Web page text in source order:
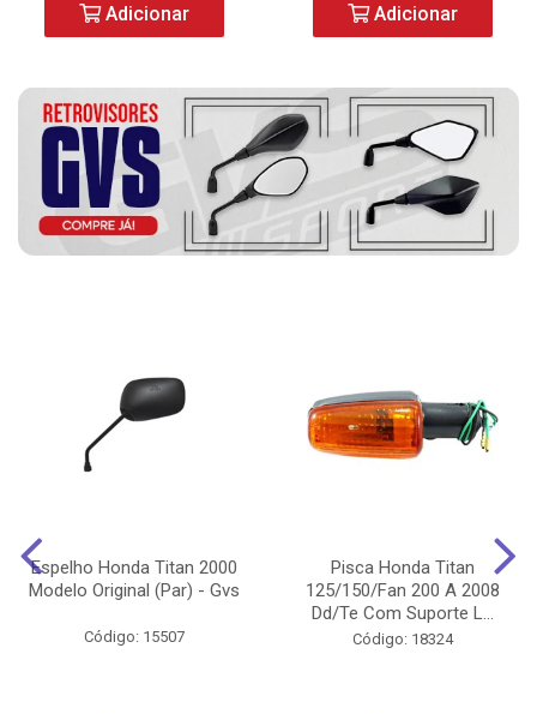
Adicionar Adicionar
Espelho Honda Titan 2000
Modelo Original (Par) - Gvs
Código: 15507
Pisca Honda Titan
125/150/Fan 200 A 2008
Dd/Te Com Suporte L...
Código: 18324